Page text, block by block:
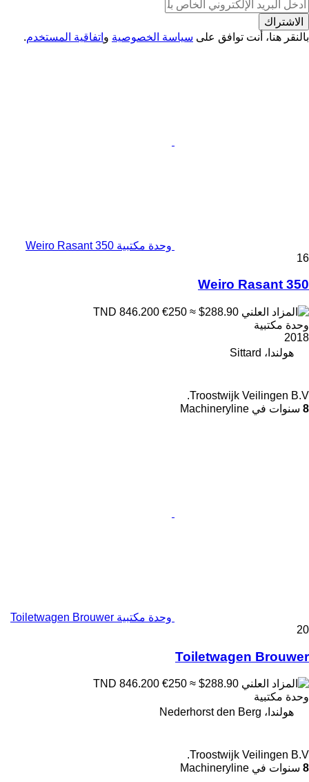
الاشتراك
بالنقر هنا، أنت توافق على سياسة الخصوصية و اتفاقية المستخدم.
وحدة مكتبية Weiro Rasant 350
16
Weiro Rasant 350
€250 ≈ $288.90
وحدة مكتبية
2018
هولندا، Sittard
Troostwijk Veilingen B.V.
8 سنوات في Machineryline
وحدة مكتبية Toiletwagen Brouwer
20
Toiletwagen Brouwer
€250 ≈ $288.90
وحدة مكتبية
هولندا، Nederhorst den Berg
Troostwijk Veilingen B.V.
8 سنوات في Machineryline